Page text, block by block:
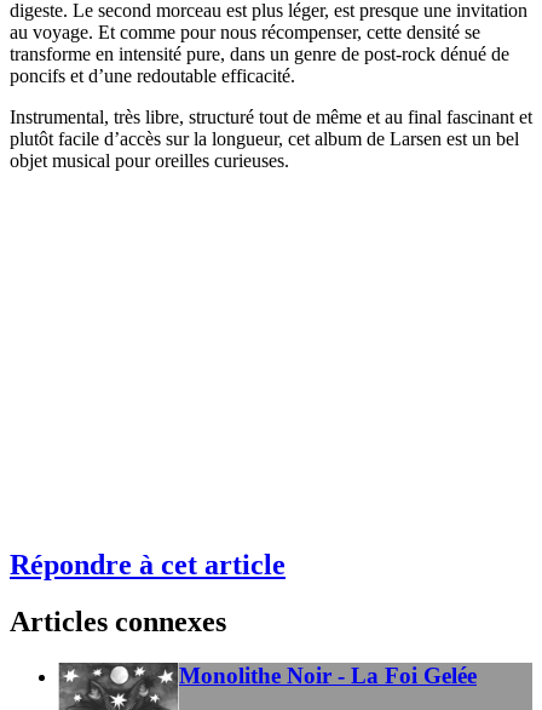
digeste. Le second morceau est plus léger, est presque une invitation
au voyage. Et comme pour nous récompenser, cette densité se
transforme en intensité pure, dans un genre de post-rock dénué de
poncifs et d’une redoutable efficacité.
Instrumental, très libre, structuré tout de même et au final fascinant et
plutôt facile d’accès sur la longueur, cet album de Larsen est un bel
objet musical pour oreilles curieuses.
Répondre à cet article
Articles connexes
Monolithe Noir - La Foi Gelée